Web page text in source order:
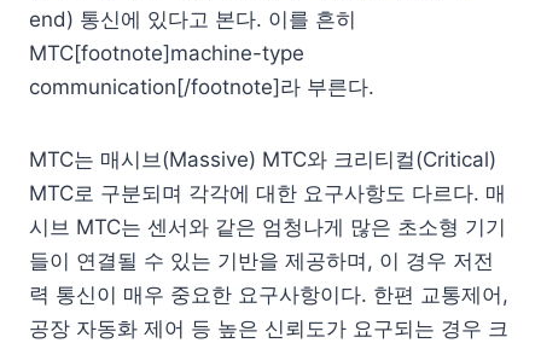
end) 통신에 있다고 본다. 이를 흔히
MTC[footnote]machine-type
communication[/footnote]라 부른다.
MTC는 매시브(Massive) MTC와 크리티컬(Critical)
MTC로 구분되며 각각에 대한 요구사항도 다르다. 매
시브 MTC는 센서와 같은 엄청나게 많은 초소형 기기
들이 연결될 수 있는 기반을 제공하며, 이 경우 저전
력 통신이 매우 중요한 요구사항이다. 한편 교통제어,
공장 자동화 제어 등 높은 신뢰도가 요구되는 경우 크